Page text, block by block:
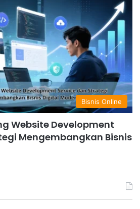
Bisnis Online
Website Development
Mengembangkan Bisnis